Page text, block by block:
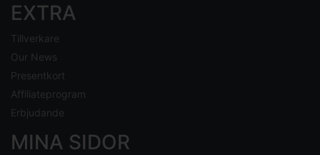
EXTRA
Tillverkare
Our News
Presentkort
Affiliateprogram
Erbjudande
MINA SIDOR